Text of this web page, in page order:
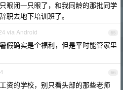
眼闭一只眼了，和我同龄的那批同学
职去地下培训班了。
65
via Android
假确实是个福利，但是平时能管家里
66
资的学校，别只看头部的那些老师